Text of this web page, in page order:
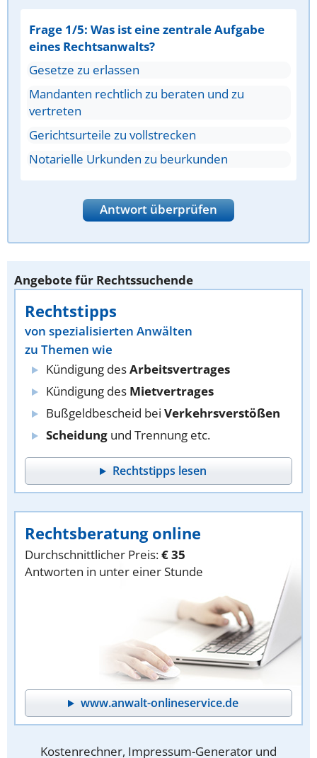
Frage 1/5: Was ist eine zentrale Aufgabe
eines Rechtsanwalts?
Gesetze zu erlassen
Mandanten rechtlich zu beraten und zu
vertreten
Gerichtsurteile zu vollstrecken
Notarielle Urkunden zu beurkunden
Antwort überprüfen
Angebote für Rechtssuchende
Rechtstipps
von spezialisierten Anwälten
zu Themen wie
Kündigung desArbeitsvertrages
Kündigung des Mietvertrages
Bußgeldbescheid bei Verkehrsverstößen
Scheidung und Trennung etc.
Rechtstipps lesen
Rechtsberatung online
Durchschnittlicher Preis:€ 35
Antworten in unter einer Stunde
www.anwalt-onlineservice.de
Kostenrechner, Impressum-Generator und